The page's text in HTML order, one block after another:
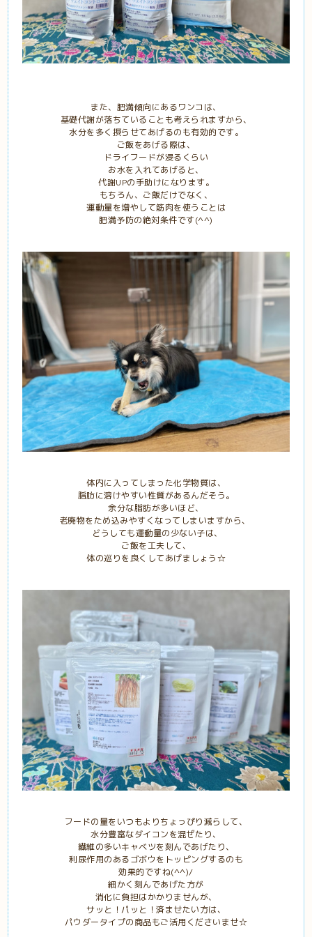
また、肥満傾向にあるワンコは、
基礎代謝が落ちていることも考えられますから、
水分を多く摂らせてあげるのも有効的です。
ご飯をあげる際は、
ドライフードが浸るくらい
お水を入れてあげると、
代謝UPの手助けになります。
もちろん、ご飯だけでなく、
運動量を増やして筋肉を使うことは
肥満予防の絶対条件です(^^)
体内に入ってしまった化学物質は、
脂肪に溶けやすい性質があるんだそう。
余分な脂肪が多いほど、
老廃物をため込みやすくなってしまいますから、
どうしても運動量の少ない子は、
ご飯を工夫して、
体の巡りを良くしてあげましょう☆
フードの量をいつもよりちょっぴり減らして、
水分豊富なダイコンを混ぜたり、
繊維の多いキャベツを刻んであげたり、
利尿作用のあるゴボウをトッピングするのも
効果的ですね(^^)/
細かく刻んであげた方が
消化に負担はかかりませんが、
サッと！パッと！済ませたい方は、
パウダータイプの商品もご活用くださいませ☆